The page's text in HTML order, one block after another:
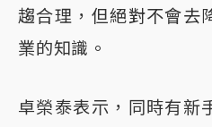
趨合理，但絕對不會去
業的知識。
卓榮泰表示，同時有新